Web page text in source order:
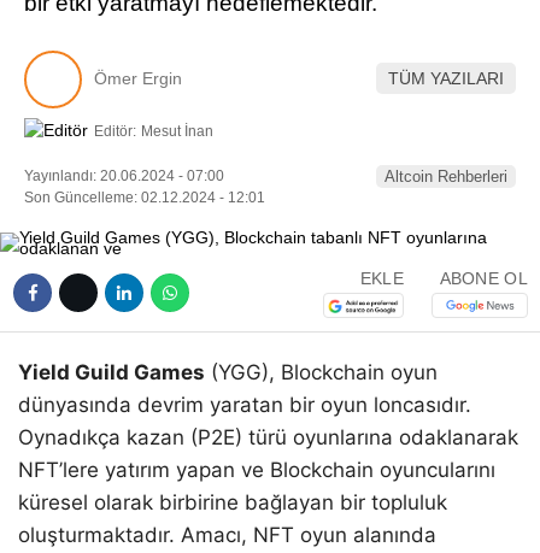
Ömer Ergin TÜM YAZILARI
Editör: Mesut İnan
Yayınlandı: 20.06.2024 - 07:00
Son Güncelleme: 02.12.2024 - 12:01
Altcoin Rehberleri
EKLE ABONE OL
Yield Guild Games (YGG), Blockchain oyun
dünyasında devrim yaratan bir oyun loncasıdır.
Oynadıkça kazan (P2E) türü oyunlarına odaklanarak
NFT’lere yatırım yapan ve Blockchain oyuncularını
küresel olarak birbirine bağlayan bir topluluk
oluşturmaktadır. Amacı, NFT oyun alanında